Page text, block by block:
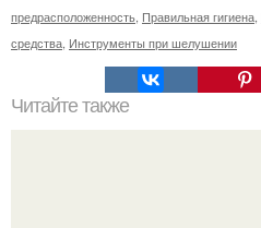
предрасположенность Правильная гигиена
средства Инструменты при шелушении
Читайте также